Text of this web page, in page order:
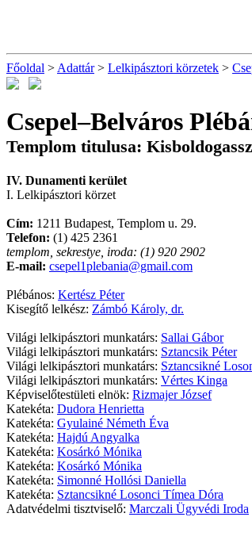
Főoldal > Adattár> Lelkipásztori körzetek >
Csepel–Belváros
Templom titulusa:
IV. Dunamenti kerület
I. Lelkipásztori körzet
Cím: 1211 Budapest, Templom u. 29.
Telefon: (1) 425 2361
templom, sekrestye, iroda: (1) 920 2902
E-mail: csepel1plebania@gmail.com
Plébános: Kertész Péter
Kisegítő lelkész: Zámbó Károly, dr.
Világi lelkipásztori munkatárs: Sallai Gábor
Világi lelkipásztori munkatárs: Sztancsik Péter
Világi lelkipásztori munkatárs: Sztancsikné
Világi lelkipásztori munkatárs: Vértes Kinga
Képviselőtestületi elnök: Rizmajer József
Katekéta: Dudora Henrietta
Katekéta: Gyulainé Németh Éva
Katekéta: Hajdú Angyalka
Katekéta: Kosárkó Mónika
Katekéta: Kosárkó Mónika
Katekéta: Simonné Hollósi Daniella
Katekéta: Sztancsikné Losonci Tímea Dóra
Adatvédelmi tisztviselő: Marczali Ügyvédi Iroda